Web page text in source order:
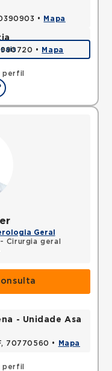
perfil
• Mapa
• Mapa
Geral
Cirurgia geral
perfil
- Unidade Asa
70770560 • Mapa